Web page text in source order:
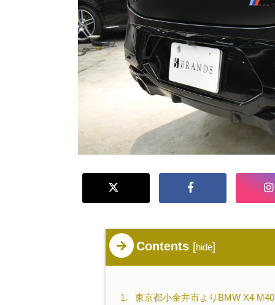
Contents [hide]
1. 東京都小金井市よりBMW X4